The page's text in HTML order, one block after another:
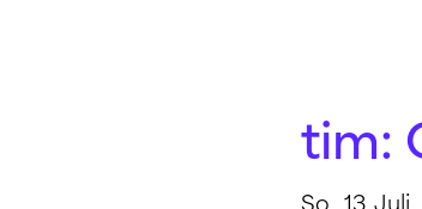
tim: